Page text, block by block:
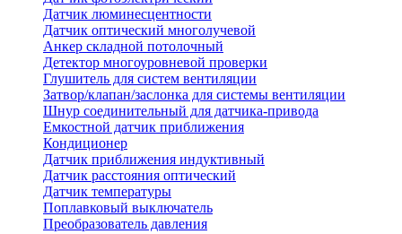
Датчик люминесцентности
Датчик оптический многолучевой
Анкер складной потолочный
Детектор многоуровневой проверки
Глушитель для систем вентиляции
Затвор/клапан/заслонка для системы вентиляции
Шнур соединительный для датчика-привода
Емкостной датчик приближения
Кондиционер
Датчик приближения индуктивный
Датчик расстояния оптический
Датчик температуры
Поплавковый выключатель
Преобразователь давления